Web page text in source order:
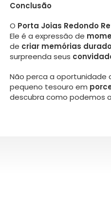
Conclusão
O Porta Joias Redondo
Ele é a expressão de
de criar memórias
surpreenda seus
Não perca a oportunidade
pequeno tesouro em
descubra como podemos